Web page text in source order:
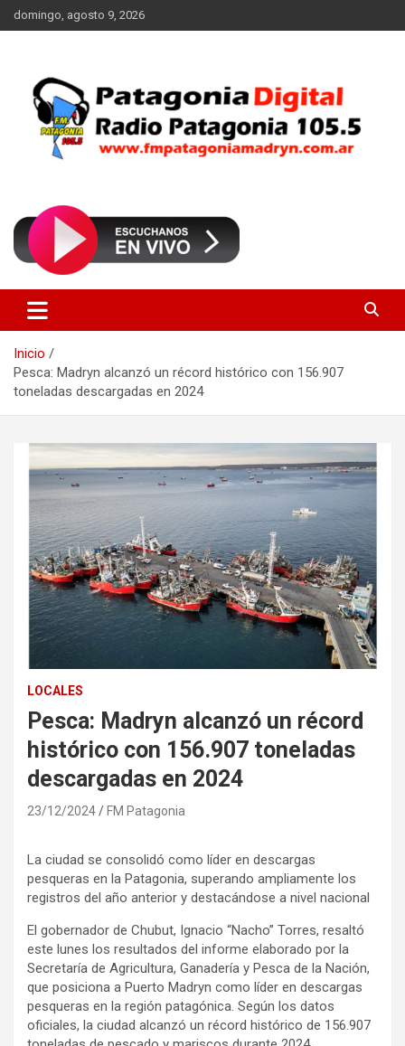
Saltar
al
domingo, agosto 9, 2026
FM Patagonia Madryn
Inicio
Pesca: Madryn alcanzó un récord histórico con 156.907
toneladas descargadas en 2024
LOCALES
Pesca: Madryn alcanzó un récord
histórico con 156.907 toneladas
descargadas en 2024
23/12/2024 FM Patagonia
La ciudad se consolidó como líder en descargas
pesqueras en la Patagonia, superando ampliamente los
registros del año anterior y destacándose a nivel nacional
El gobernador de Chubut, Ignacio “Nacho” Torres, resaltó
este lunes los resultados del informe elaborado por la
Secretaría de Agricultura, Ganadería y Pesca de la Nación,
que posiciona a Puerto Madryn como líder en descargas
pesqueras en la región patagónica. Según los datos
oficiales, la ciudad alcanzó un récord histórico de 156.907